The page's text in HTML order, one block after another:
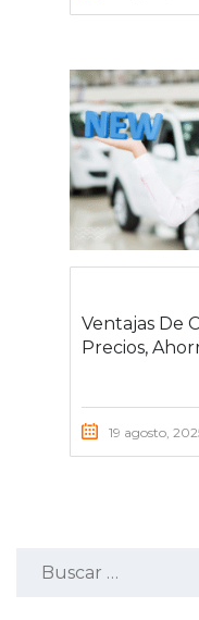
Ventajas De
Precios,
19 agosto,